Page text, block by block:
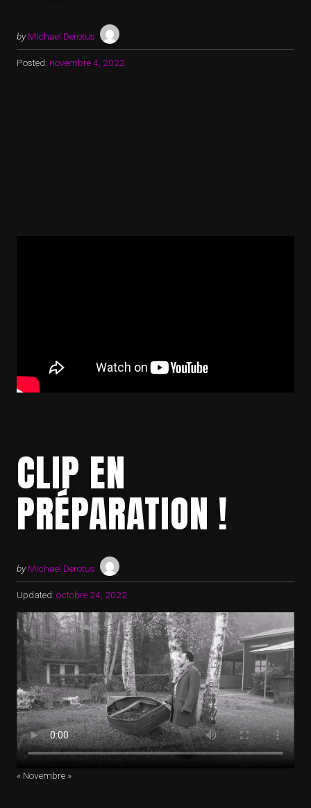
by Michael Derotus
Posted: novembre 4, 2022
CLIP EN
PRÉPARATION !
by Michael Derotus
Updated: octobre 24, 2022
« Novembre »